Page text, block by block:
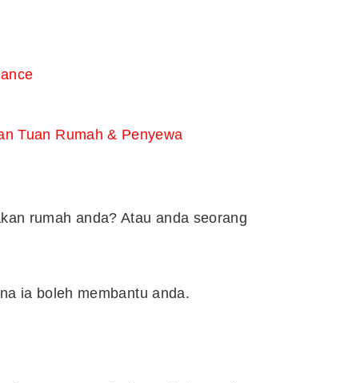
Tuan Rumah & Penyewa
rumah anda? Atau anda seorang
ia boleh membantu anda.